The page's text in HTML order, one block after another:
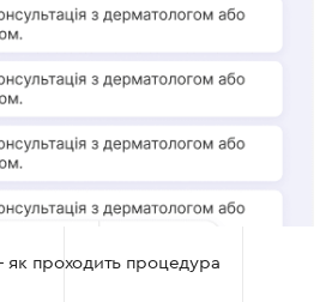
як проходить процедура